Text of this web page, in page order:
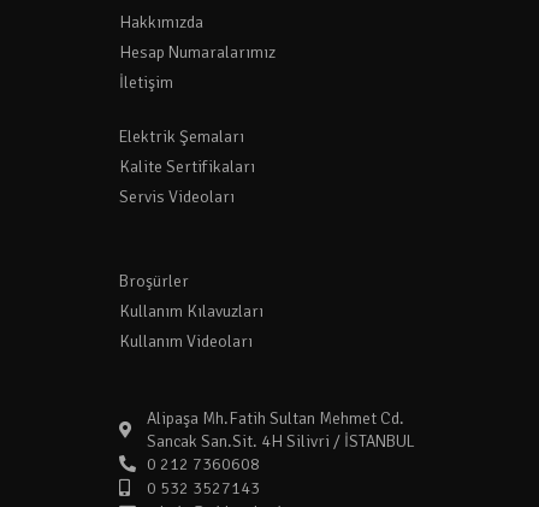
Hakkımızda
Hesap Numaralarımız
İletişim
Elektrik Şemaları
Kalite Sertifikaları
Servis Videoları
Broşürler
Kullanım Kılavuzları
Kullanım Videoları
Alipaşa Mh.Fatih Sultan Mehmet Cd.
Sancak San.Sit. 4H Silivri / İSTANBUL
0 212 7360608
0 532 3527143